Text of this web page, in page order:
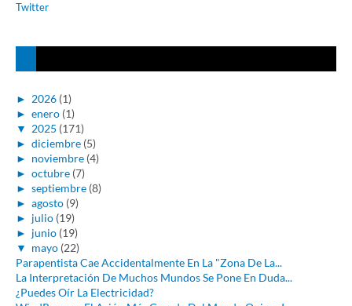
Twitter
► 2026 (1)
► enero (1)
▼ 2025 (171)
► diciembre (5)
► noviembre (4)
► octubre (7)
► septiembre (8)
► agosto (9)
► julio (19)
► junio (19)
▼ mayo (22)
Parapentista Cae Accidentalmente En La "Zona De La...
La Interpretación De Muchos Mundos Se Pone En Duda...
¿Puedes Oír La Electricidad?